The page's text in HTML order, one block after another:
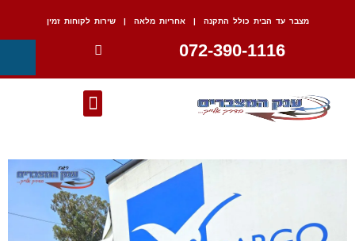
מצבר עד הבית כולל התקנה | אחריות מלאה | שירות לקוחות זמין
072-390-1116